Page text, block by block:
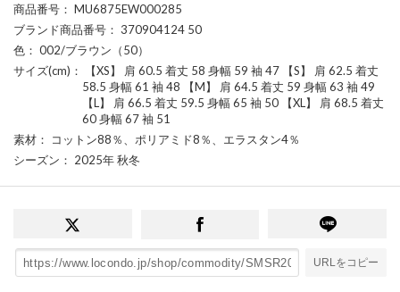
商品番号 ： MU6875EW000285
ブランド商品番号 ： 370904124 50
色 ： 002/ブラウン（50）
サイズ(cm) ： 【XS】 肩 60.5 着丈 58 身幅 59 袖 47 【S】 肩 62.5 着丈
58.5 身幅 61 袖 48 【M】 肩 64.5 着丈 59 身幅 63 袖 49
【L】 肩 66.5 着丈 59.5 身幅 65 袖 50 【XL】 肩 68.5 着丈
60 身幅 67 袖 51
素材 ： コットン88％、ポリアミド8％、エラスタン4％
シーズン ： 2025年 秋冬
URLをコピー